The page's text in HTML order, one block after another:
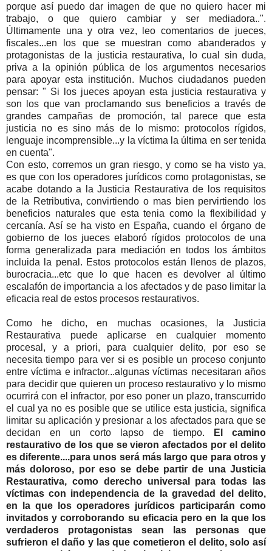
porque así puedo dar imagen de que no quiero hacer mi
trabajo, o que quiero cambiar y ser mediadora..".
Últimamente una y otra vez, leo comentarios de jueces,
fiscales...en los que se muestran como abanderados y
protagonistas de la justicia restaurativa, lo cual sin duda,
priva a la opinión pública de los argumentos necesarios
para apoyar esta institución. Muchos ciudadanos pueden
pensar: " Si los jueces apoyan esta justicia restaurativa y
son los que van proclamando sus beneficios a través de
grandes campañas de promoción, tal parece que esta
justicia no es sino más de lo mismo: protocolos rígidos,
lenguaje incomprensible...y la víctima la última en ser tenida
en cuenta".
Con esto, corremos un gran riesgo, y como se ha visto ya,
es que con los operadores jurídicos como protagonistas, se
acabe dotando a la Justicia Restaurativa de los requisitos
de la Retributiva, convirtiendo o mas bien pervirtiendo los
beneficios naturales que esta tenia como la flexibilidad y
cercanía. Así se ha visto en España, cuando el órgano de
gobierno de los jueces elaboró rígidos protocolos de una
forma generalizada para mediación en todos los ámbitos
incluida la penal. Estos protocolos están llenos de plazos,
burocracia...etc que lo que hacen es devolver al último
escalafón de importancia a los afectados y de paso limitar la
eficacia real de estos procesos restaurativos.
Como he dicho, en muchas ocasiones, la Justicia
Restaurativa puede aplicarse en cualquier momento
procesal, y a priori, para cualquier delito, por eso se
necesita tiempo para ver si es posible un proceso conjunto
entre víctima e infractor...algunas víctimas necesitaran años
para decidir que quieren un proceso restaurativo y lo mismo
ocurrirá con el infractor, por eso poner un plazo, transcurrido
el cual ya no es posible que se utilice esta justicia, significa
limitar su aplicación y presionar a los afectados para que se
decidan en un corto lapso de tiempo.
El camino
restaurativo de los que se vieron afectados por el delito
es diferente....para unos será más largo que para otros y
más doloroso, por eso se debe partir de una Justicia
Restaurativa, como derecho universal para todas las
víctimas con independencia de la gravedad del delito,
en la que los operadores jurídicos participarán como
invitados y corroborando su eficacia pero en la que los
verdaderos protagonistas sean las personas que
sufrieron el daño y las que cometieron el delito, solo así